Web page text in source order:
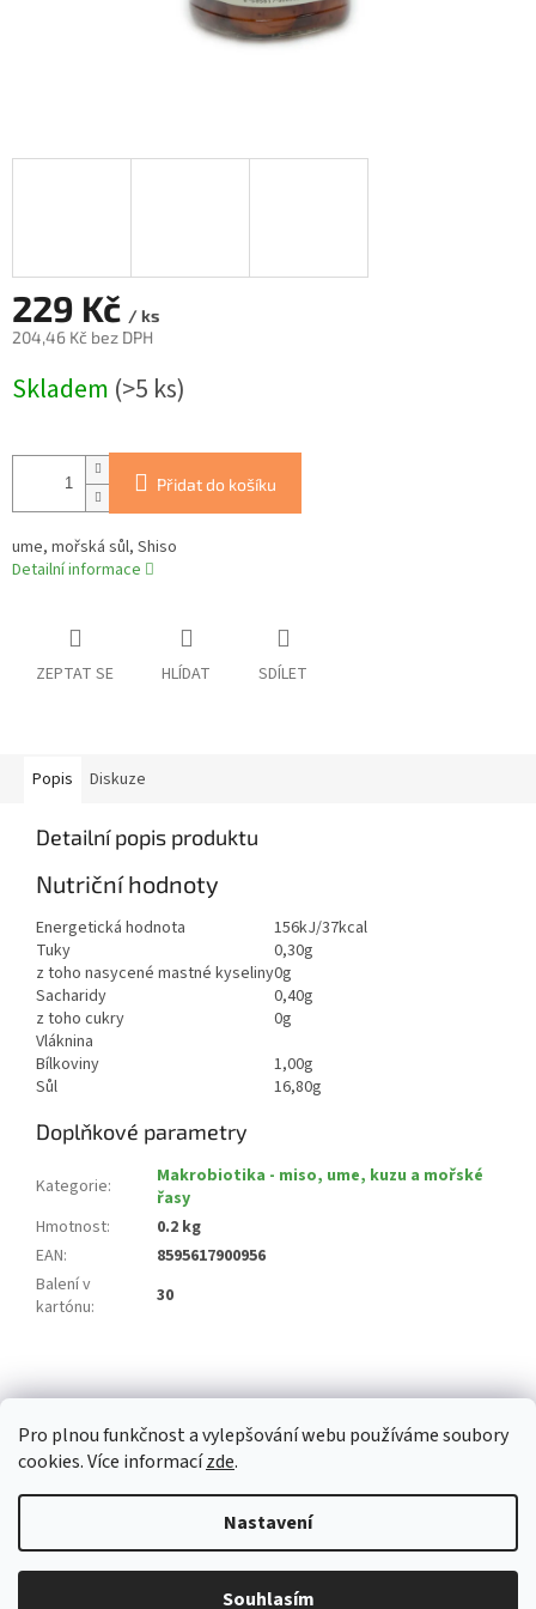
Pro plnou funkčnost a vylepšování webu používáme soubory
cookies. Více informacízde.
Nastavení
Souhlasím
Z důvodu zvýšeného množství objednávek může být dodací doba 3-5
229 Kč / ks
204,46 Kč bez DPH
cena:
Skladem (>5 ks)
Přidat do košíku
ume, mořská sůl, Shiso
Detailní informace
ZEPTAT SE HLÍDAT SDÍLET
Popis Diskuze
Detailní popis produktu
Nutriční hodnoty
Energetická hodnota
156kJ/37kcal
Tuky
0,30g
z toho nasycené mastné kyseliny0g
Sacharidy
0,40g
z toho cukry
0g
Vláknina
Bílkoviny
1,00g
Sůl
16,80g
Doplňkové parametry
Kategorie:
Makrobiotika - miso, ume, kuzu a mořské
řasy
Hmotnost:
0.2 kg
EAN:
8595617900956
Balení v
kartónu: 30
á
Copyright 2026Whitemarket.cz. Všechna práva vyhrazena.Upravit
nastavení cookies